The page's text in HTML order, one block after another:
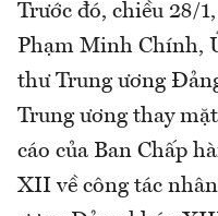
Trước đó, chiều 28/
Phạm Minh Chính,
thư Trung ương
Trung ương thay
cáo của Ban Chấp
XII về công tác